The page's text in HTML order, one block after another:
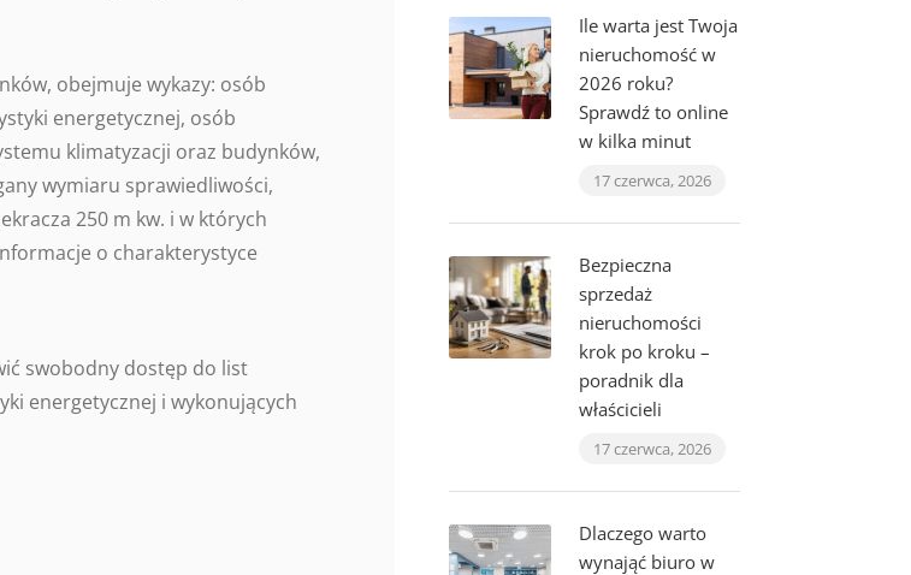
obejmuje wykazy: osób
energetycznej, osób
klimatyzacji oraz budynków,
wymiaru sprawiedliwości,
250 m kw. i w których
o charakterystyce
swobodny dostęp do list
energetycznej i wykonujących
Ile warta jest Twoja
nieruchomość w
2026 roku?
Sprawdź to online
w kilka minut
17 czerwca, 2026
Bezpieczna
sprzedaż
nieruchomości
krok po kroku –
poradnik dla
właścicieli
17 czerwca, 2026
Dlaczego warto
wynająć biuro w